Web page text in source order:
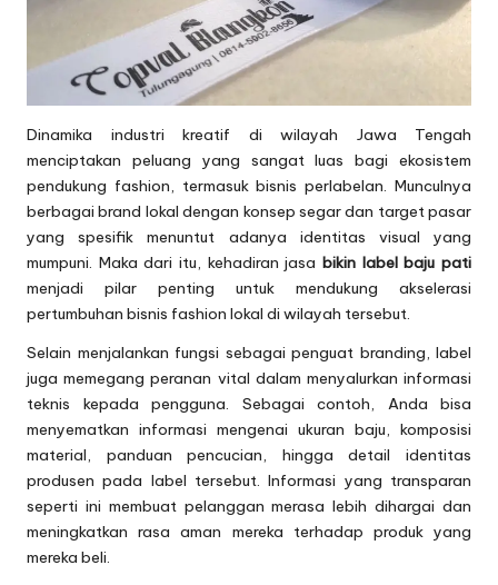
Dinamika industri kreatif di wilayah Jawa Tengah
menciptakan peluang yang sangat luas bagi ekosistem
pendukung fashion, termasuk bisnis perlabelan. Munculnya
berbagai brand lokal dengan konsep segar dan target pasar
yang spesifik menuntut adanya identitas visual yang
mumpuni. Maka dari itu, kehadiran jasa bikin label baju pati
menjadi pilar penting untuk mendukung akselerasi
pertumbuhan bisnis fashion lokal di wilayah tersebut.
Selain menjalankan fungsi sebagai penguat branding, label
juga memegang peranan vital dalam menyalurkan informasi
teknis kepada pengguna. Sebagai contoh, Anda bisa
menyematkan informasi mengenai ukuran baju, komposisi
material, panduan pencucian, hingga detail identitas
produsen pada label tersebut. Informasi yang transparan
seperti ini membuat pelanggan merasa lebih dihargai dan
meningkatkan rasa aman mereka terhadap produk yang
mereka beli.